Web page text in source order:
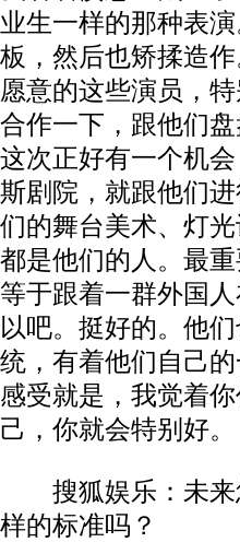
业生一样的那种表
板，然后也矫揉造
愿意的这些演员，
合作一下，跟他们
这次正好有一个机
斯剧院，就跟他们
们的舞台美术、灯
都是他们的人。最
等于跟着一群外国
以吧。挺好的。他
统，有着他们自己
感受就是，我觉着
己，你就会特别好。
搜狐娱乐：未来
样的标准吗？